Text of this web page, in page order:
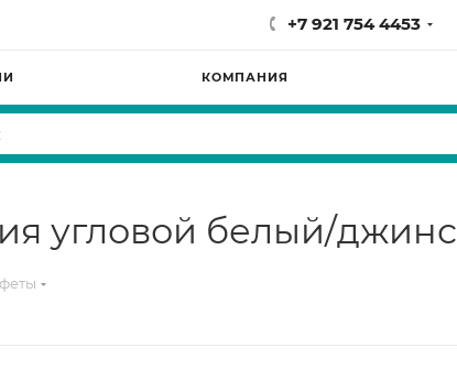
+7 921 754 4453
КОМПАНИЯ
угловой белый/джинс